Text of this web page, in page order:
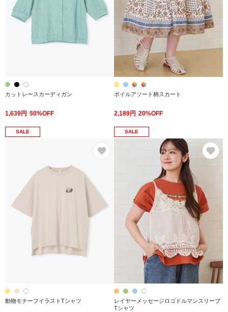
カットレースカーディガン
1,639円 50%OFF
ボイルアソート柄スカート
2,189円 20%OFF
SALE
動物モチーフイラストTシャツ
SALE
レイヤーメッセージロゴドルマンスリーブ
Tシャツ